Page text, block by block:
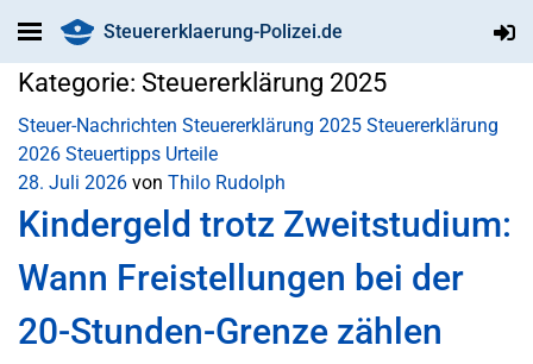
Steuererklaerung-Polizei.de
Kategorie: Steuererklärung 2025
Steuer-Nachrichten Steuererklärung 2025 Steuererklärung
2026 Steuertipps Urteile
28. Juli 2026 von Thilo Rudolph
Kindergeld trotz Zweitstudium:
Wann Freistellungen bei der
20-Stunden-Grenze zählen